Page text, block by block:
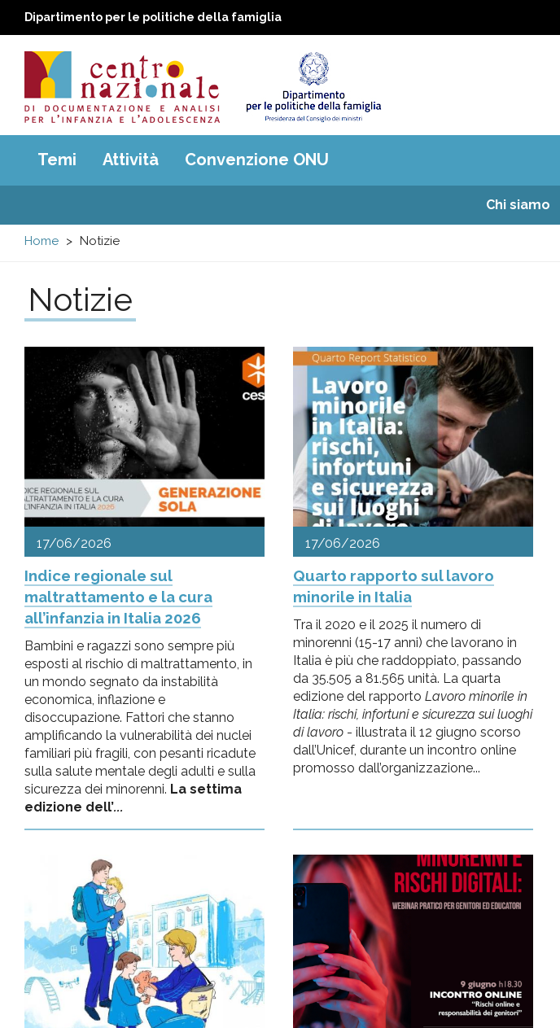
Dipartimento per le politiche della famiglia
Centro
nazionale
di
e
analisi
pr
l'infanzia
e
l'adolescenza
Main
menu
Temi Attività Convenzione ONU
Chi siamo
Home Notizie
Notizie
17/06/2026
Indice regionale sul
maltrattamento e la cura
all’infanzia in Italia 2026
Bambini e ragazzi sono sempre più
esposti al rischio di maltrattamento, in
un mondo segnato da instabilità
economica, inflazione e
disoccupazione. Fattori che stanno
amplificando la vulnerabilità dei nuclei
familiari più fragili, con pesanti ricadute
sulla salute mentale degli adulti e sulla
sicurezza dei minorenni. La settima
edizione dell’...
17/06/2026
Quarto rapporto sul lavoro
minorile in Italia
Tra il 2020 e il 2025 il numero di
minorenni (15-17 anni) che lavorano in
Italia è più che raddoppiato, passando
da 35.505 a 81.565 unità. La quarta
edizione del rapporto Lavoro minorile in
Italia: rischi, infortuni e sicurezza sui luoghi
di lavoro- illustrata il 12 giugno scorso
dall’Unicef, durante un incontro online
promosso dall’organizzazione...